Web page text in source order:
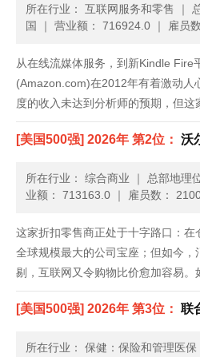
所在行业： 互联网服务和零售 ｜
国
｜ 营业额： 716924.0 ｜ 雇员
从在线流媒体服务，到新Kindle Fire
(Amazon.com)在2012年有着激动人
度的收入未达到分析师的预期，但这
收入增加了27%，达到610亿美元；
480亿美元。公司继续大力推广
[美国500强] 2026年 第2位： 沃
所在行业： 综合商业 ｜ 总部地理
业额： 713163.0 ｜ 雇员数：
这家折扣零售商正处于十字路口：在
全球规模最大的公司宝座；但如今
剔，互联网又令购物比价愈加容易。
首席执行官董明伦带领下，沃尔玛
度销售额零增长的局面。但复苏局
[美国500强] 2026年 第3位： 联
所在行业： 保健：保险和管理医保